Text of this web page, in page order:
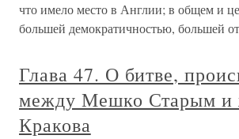
что имело место в Англии; в общем и
большей демократичностью, большей
Глава 47. О битве,
между Мешко Старым и
Кракова